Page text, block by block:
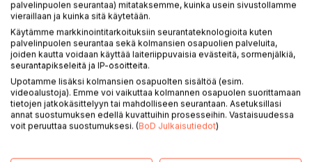
Punertavia kukkasia on Laatokan Karjalassa vuonna 1938
syntyneen Martti Hakkaraisen kahdeksas runokirja. Kirja
sisältää reilu seitsemänkymmentä vuosien 2008 ja 2014
välisenä aikana kirjoitettua runoa ja ajatelmaa. Kirjassa on
monipuolisesti erityyppistä runoutta kevyemmistä
lastenrunoista vakavasävyisempään ja melankolisempaan
tekstiin. Värikuvat runojen lomassa tuovat oman lisänsä
lukukokemukseen.
palvelinpuolen seurantaa) mitataksemme, kuinka usein sivustollamme
vieraillaan ja kuinka sitä käytetään.
Käytämme markkinointitarkoituksiin seurantateknologioita kuten
palvelinpuolen seurantaa sekä kolmansien osapuolien palveluita,
joiden kautta voidaan käyttää laiteriippuvaisia evästeitä, sormenjälkiä,
seurantapikseleitä ja IP-osoitteita.
Upotamme lisäksi kolmansien osapuolten sisältöä (esim.
videoalustoja). Emme voi vaikuttaa kolmannen osapuolen suorittamaan
tietojen jatkokäsittelyyn tai mahdolliseen seurantaan. Asetuksillasi
annat suostumuksen edellä kuvattuihin prosesseihin. Vastaisuudessa
voit peruuttaa suostumuksesi. (BoD Julkaisutiedot)